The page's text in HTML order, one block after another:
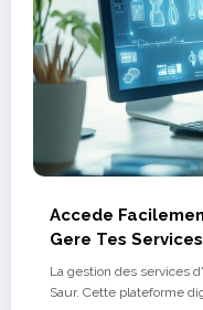
Accede
Gere Tes
Fonctionnalites a
La gestion des services
Saur. Cette plateforme